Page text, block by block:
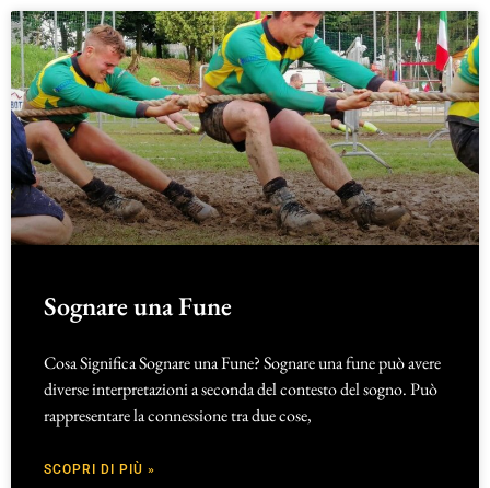
Sognare una Fune
Cosa Significa Sognare una Fune? Sognare una fune può avere
diverse interpretazioni a seconda del contesto del sogno. Può
rappresentare la connessione tra due cose,
SCOPRI DI PIÙ »